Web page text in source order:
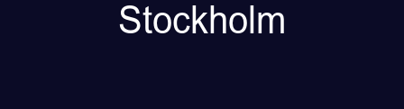
Stockholm